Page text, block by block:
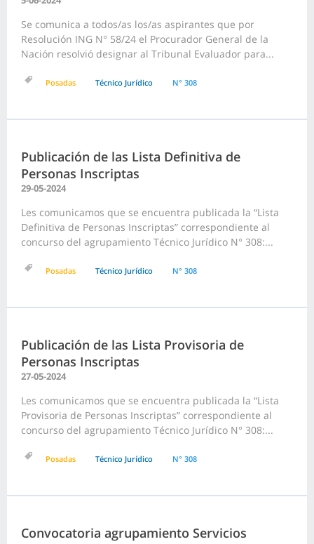
Se comunica a todos/as los/as aspirantes que por
Resolución ING N° 58/24 el Procurador General de la
Nación resolvió designar al Tribunal Evaluador para...
Posadas Técnico Jurídico N° 308
Publicación de las Lista Definitiva de
Personas Inscriptas
29-05-2024
Les comunicamos que se encuentra publicada la “Lista
Definitiva de Personas Inscriptas” correspondiente al
concurso del agrupamiento Técnico Jurídico N° 308:...
Posadas Técnico Jurídico N° 308
Publicación de las Lista Provisoria de
Personas Inscriptas
27-05-2024
Les comunicamos que se encuentra publicada la “Lista
Provisoria de Personas Inscriptas” correspondiente al
concurso del agrupamiento Técnico Jurídico N° 308:...
Posadas Técnico Jurídico N° 308
Convocatoria agrupamiento Servicios